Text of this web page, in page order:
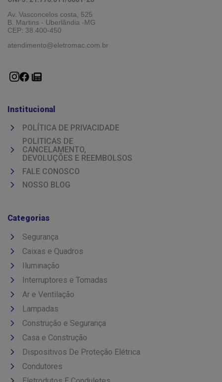
Av. Vasconcelos costa, 525
B. Martins - Uberlândia -MG
CEP: 38.400-450
atendimento@eletromac.com.br
Institucional
POLÍTICA DE PRIVACIDADE
POLITICAS DE
CANCELAMENTO,
DEVOLUÇÕES E REEMBOLSOS
FALE CONOSCO
NOSSO BLOG
Categorias
Segurança
Caixas e Quadros
Iluminação
Interruptores e Tomadas
Ar e Ventilação
Lampadas
Construção e Segurança
Casa e Construção
Dispositivos De Proteção Elétrica
Condutores